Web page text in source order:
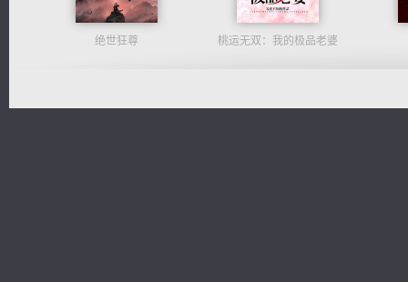
绝世狂尊 桃运无双：我的极品老婆